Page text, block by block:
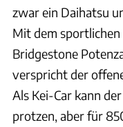
zwar ein Daihatsu
Mit dem sportlichen
Bridgestone
verspricht der
Als Kei-Car kann
protzen, aber für